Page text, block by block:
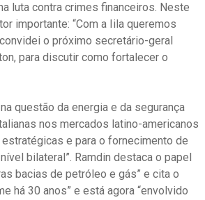
luta contra crimes financeiros. Neste
importante: “Com a Iila queremos
o próximo secretário-geral
para discutir como fortalecer o
questão da energia e da segurança
nos mercados latino-americanos
e para o fornecimento de
bilateral”. Ramdin destaca o papel
bacias de petróleo e gás” e cita o
há 30 anos” e está agora “envolvido